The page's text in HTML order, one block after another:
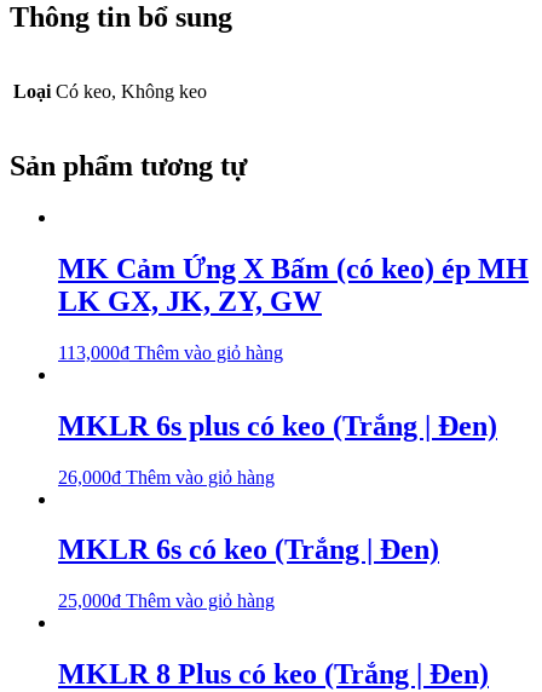
Thông tin bổ sung
Loại Có keo, Không keo
Sản phẩm tương tự
MK Cảm Ứng X Bấm (có keo) ép MH
LK GX, JK, ZY, GW
113,000₫ Thêm vào giỏ hàng
MKLR 6s plus có keo (Trắng | Đen)
26,000₫ Thêm vào giỏ hàng
MKLR 6s có keo (Trắng | Đen)
25,000₫ Thêm vào giỏ hàng
MKLR 8 Plus có keo (Trắng | Đen)